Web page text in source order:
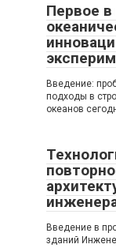
Первое в
Введение:
подходы в
океанов
Введение в
зданий